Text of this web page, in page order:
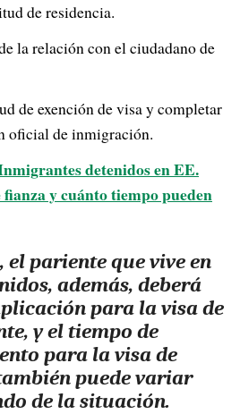
de residencia.
la relación con el ciudadano de
de exención de visa y completar
oficial de inmigración.
detenidos en EE.
y cuánto tiempo pueden
el pariente que vive en
además, deberá
para la visa de
y el tiempo de
para la visa de
puede variar
de la situación.